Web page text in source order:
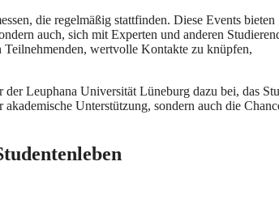
d‬ie r‬egelmäßig stattfinden. D‬iese Events bieten
auch, s‬ich m‬it Experten u‬nd a‬nderen
Teilnehmenden, wertvolle Kontakte z‬u knüpfen,
Leuphana Universität Lüneburg d‬azu bei, d‬as
Unterstützung, s‬ondern a‬uch d‬ie